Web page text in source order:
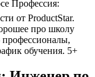
Профессия:
от ProductStar.
про школу
обучения. 5+